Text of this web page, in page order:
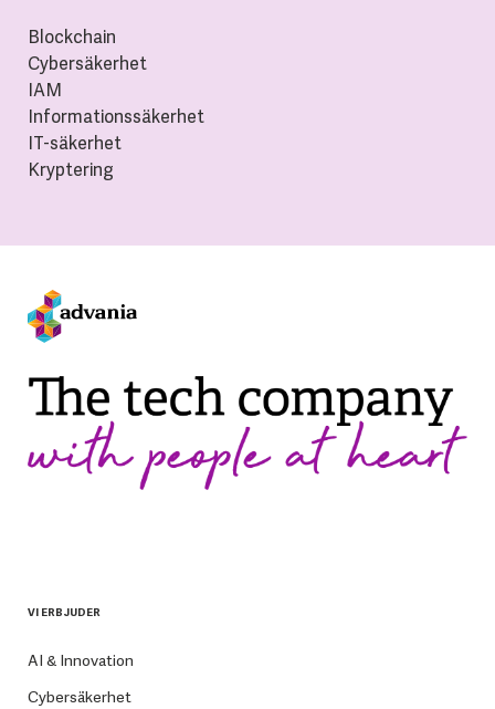
Blockchain
Cybersäkerhet
IAM
Informationssäkerhet
IT-säkerhet
Kryptering
VI ERBJUDER
AI & Innovation
Cybersäkerhet